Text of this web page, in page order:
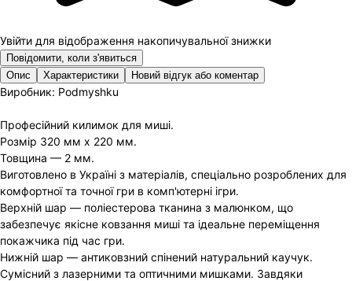
Увійти для відображення накопичувальної знижки
Повідомити, коли з'явиться
Опис
Характеристики Новий відгук або коментар
Виробник: Podmyshku
Професійний килимок для миші.
Розмір 320 мм х 220 мм.
Товщина — 2 мм.
Виготовлено в Україні з матеріалів, спеціально розроблених для
комфортної та точної гри в комп'ютерні ігри.
Верхній шар — поліестерова тканина з малюнком, що
забезпечує якісне ковзання миші та ідеальне переміщення
покажчика під час гри.
Нижній шар — антиковзний спінений натуральний каучук.
Сумісний з лазерними та оптичними мишками. Завдяки